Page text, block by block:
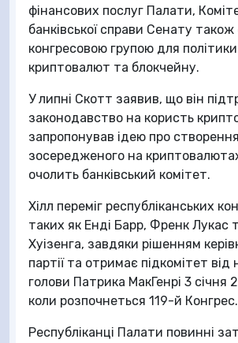
фінансових послуг Палати,
банківської справи Сенату
конгресовою групою для
криптовалют та блокчейну.
У липні Скотт заявив, що він
законодавство на користь
запропонував ідею про
зосередженого на
очолить банківський комітет.
Хілл переміг республіканських
таких як Енді Барр, Френк Лукас
Хуізенга, завдяки рішенням
партії та отримає підкомітет від
голови Патрика МакГенрі 3 січня
коли розпочнеться 119-й Конгрес.
Республіканці Палати повинні